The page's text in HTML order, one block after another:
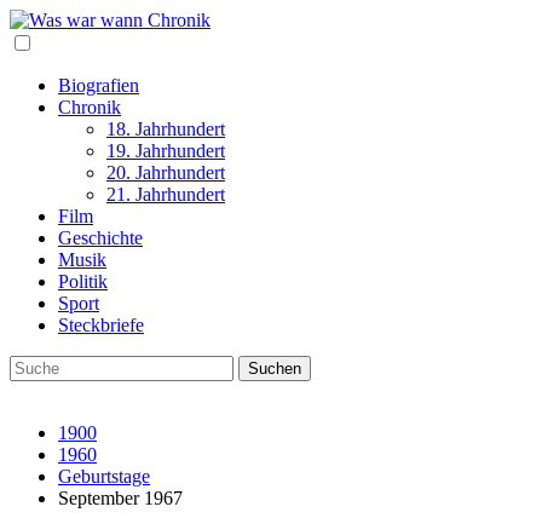
Biografien
Chronik
18. Jahrhundert
19. Jahrhundert
20. Jahrhundert
21. Jahrhundert
Film
Geschichte
Musik
Politik
Sport
Steckbriefe
1900
1960
Geburtstage
September 1967